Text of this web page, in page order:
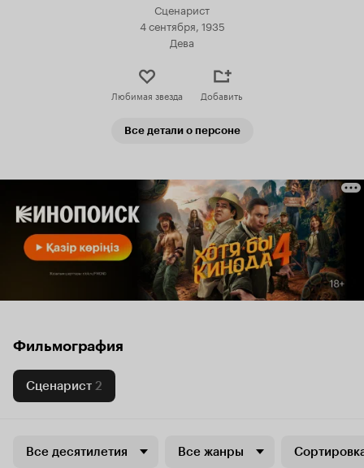
Сценарист
4 сентября, 1935
Дева
Любимая звезда Добавить
Все детали о персоне
Фильмография
Сценарист 2
Все десятилетия Все жанры